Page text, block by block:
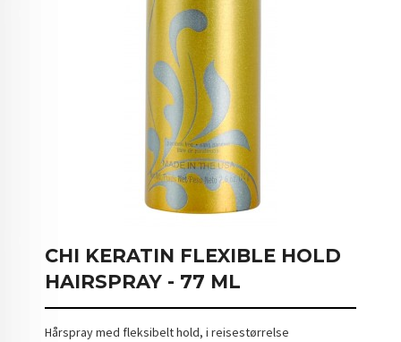
CHI KERATIN FLEXIBLE HOLD
HAIRSPRAY - 77 ML
Hårspray med fleksibelt hold, i reisestørrelse